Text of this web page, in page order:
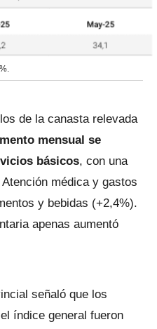
de la canasta relevada
mensual se
básicos, con una
médica y gastos
y bebidas (+2,4%).
apenas aumentó
señaló que los
índice general fueron